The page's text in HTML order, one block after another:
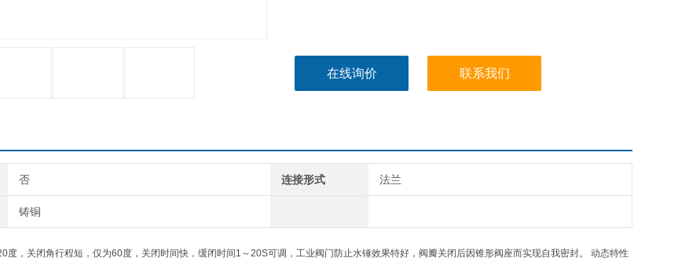
在线询价 联系我们
否 连接形式 法兰
铸铜
度，关闭角行程短，仅为60度，关闭时间快，缓闭时间1～20S可调，工业阀门防止水锤效果特好，阀瓣关闭后因锥形阀座而实现自我密封。 动态特性